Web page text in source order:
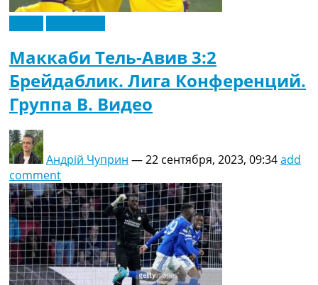
Маккаби Тель-Авив 3:2
Брейдаблик. Лига Конференций.
Группа B. Видео
Андрій Чуприн —22 сентября, 2023, 09:34add
comment